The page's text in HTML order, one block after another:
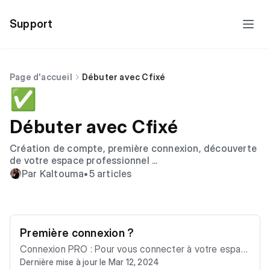
Support
Page d'accueil Débuter avec Cfixé
✅
Débuter avec Cfixé
Création de compte, première connexion, découverte
de votre espace professionnel ...
Par Kaltouma•5 articles
Première connexion ?
Connexion PRO : Pour vous connecter à votre espac
e professionnel : Depuis la version web pour ordinate
Dernière mise à jour le Mar 12, 2024